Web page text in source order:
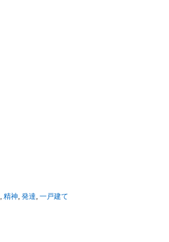
, 精神, 発達, 一戸建て